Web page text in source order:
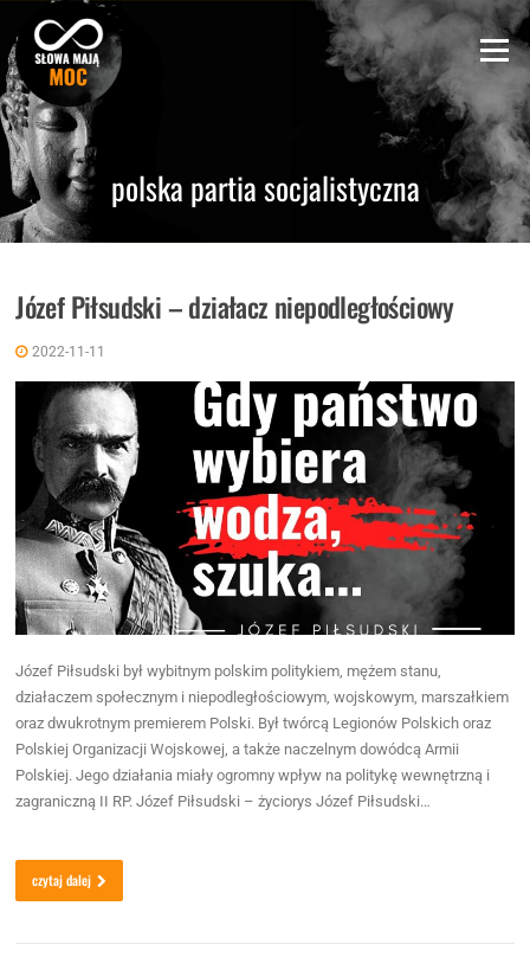
content
Menu
polska partia socjalistyczna
Józef Piłsudski – działacz niepodległościowy
2022-11-11
Józef Piłsudski był wybitnym polskim politykiem, mężem stanu,
działaczem społecznym i niepodległościowym, wojskowym, marszałkiem
oraz dwukrotnym premierem Polski. Był twórcą Legionów Polskich oraz
Polskiej Organizacji Wojskowej, a także naczelnym dowódcą Armii
Polskiej. Jego działania miały ogromny wpływ na politykę wewnętrzną i
zagraniczną II RP. Józef Piłsudski – życiorys Józef Piłsudski…
czytaj dalej